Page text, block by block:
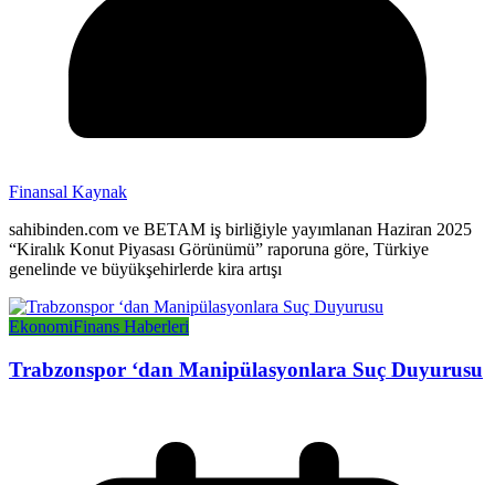
Finansal Kaynak
sahibinden.com ve BETAM iş birliğiyle yayımlanan Haziran 2025
“Kiralık Konut Piyasası Görünümü” raporuna göre, Türkiye
genelinde ve büyükşehirlerde kira artışı
EkonomiFinans Haberleri
Trabzonspor ‘dan Manipülasyonlara Suç Duyurusu